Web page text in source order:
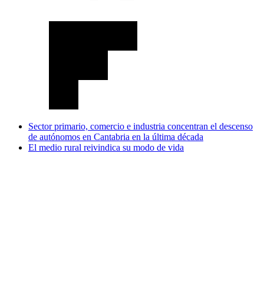
Sector primario, comercio e industria concentran el descenso
de autónomos en Cantabria en la última década
El medio rural reivindica su modo de vida